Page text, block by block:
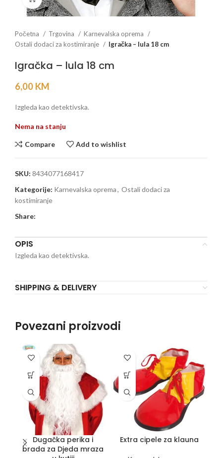
Početna Trgovina
Karnevalska oprema
Ostali dodaci za kostimiranje
Igračka – lula 18 cm
Igračka – lula 18 cm
6,00 KM
Izgleda kao detektivska.
Nema na stanju
Compare Add to wishlist
SKU: 8434077168417
Kategorije: Karnevalska oprema, Ostali dodaci za
kostimiranje
Share:
OPIS
Izgleda kao detektivska.
SHIPPING & DELIVERY
Povezani proizvodi
Dugačka perika i
brada za Djeda mraza
Extra cipele za klauna